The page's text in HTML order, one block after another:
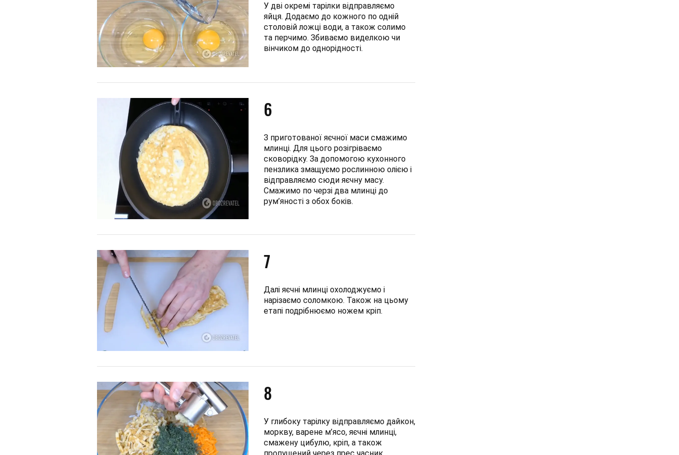
У дві окремі тарілки відправляємо
яйця. Додаємо до кожного по одній
столовій ложці води, а також солимо
та перчимо. Збиваємо виделкою чи
вінчиком до однорідності.
6
З приготованої яєчної маси смажимо
млинці. Для цього розігріваємо
сковорідку. За допомогою кухонного
пензлика змащуємо рослинною олією і
відправляємо сюди яєчну масу.
Смажимо по черзі два млинці до
рум’яності з обох боків.
7
Далі яєчні млинці охолоджуємо і
нарізаємо соломкою. Також на цьому
етапі подрібнюємо ножем кріп.
8
У глибоку тарілку відправляємо дайкон,
моркву, варене м’ясо, яєчні млинці,
смажену цибулю, кріп, а також
пропущений через прес часник.